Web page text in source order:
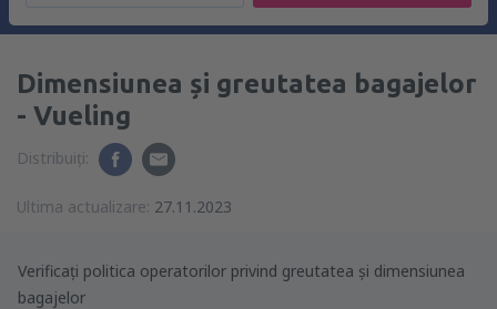
Dimensiunea și greutatea bagajelor
- Vueling
Distribuiți:
Ultima actualizare: 27.11.2023
Verificați politica operatorilor privind greutatea și dimensiunea
bagajelor